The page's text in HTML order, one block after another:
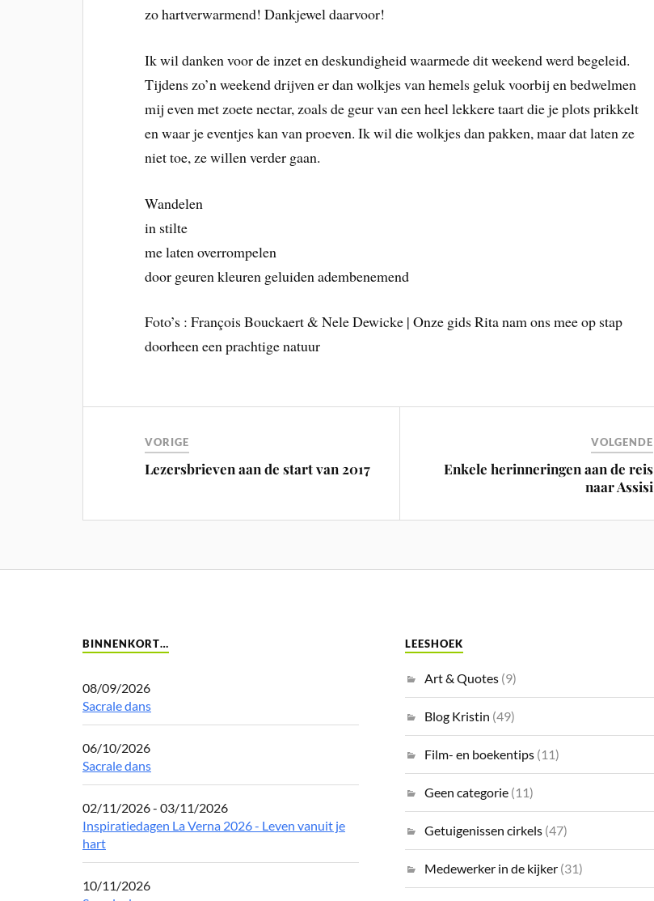
zo hartverwarmend! Dankjewel daarvoor!
Ik wil danken voor de inzet en deskundigheid waarmede dit weekend werd begeleid.
Tijdens zo’n weekend drijven er dan wolkjes van hemels geluk voorbij en bedwelmen
mij even met zoete nectar, zoals de geur van een heel lekkere taart die je plots prikkelt
en waar je eventjes kan van proeven. Ik wil die wolkjes dan pakken, maar dat laten ze
niet toe, ze willen verder gaan.
Wandelen
in stilte
me laten overrompelen
door geuren kleuren geluiden adembenemend
Foto’s : François Bouckaert & Nele Dewicke | Onze gids Rita nam ons mee op stap
doorheen een prachtige natuur
VORIGE
Lezersbrieven aan de start van 2017
VOLGENDE
Enkele herinneringen aan de reis
naar Assisi
BINNENKORT…
08/09/2026
Sacrale dans
06/10/2026
Sacrale dans
02/11/2026 - 03/11/2026
Inspiratiedagen La Verna 2026 - Leven vanuit je
hart
10/11/2026
LEESHOEK
Art & Quotes (9)
Blog Kristin (49)
Film- en boekentips (11)
Geen categorie (11)
Getuigenissen cirkels (47)
Medewerker in de kijker (31)